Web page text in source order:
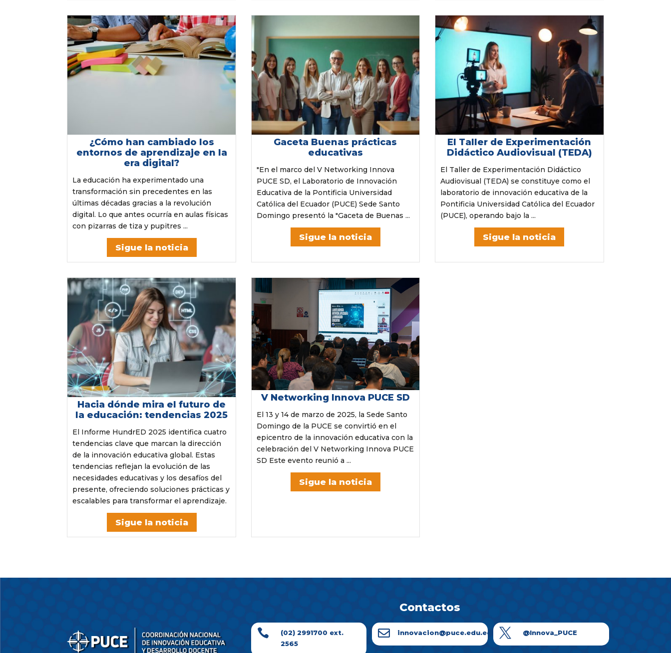
¿Cómo han cambiado los
entornos de aprendizaje en la
era digital?
La educación ha experimentado una
transformación sin precedentes en las
últimas décadas gracias a la revolución
digital. Lo que antes ocurría en aulas físicas
con pizarras de tiza y pupitres ...
Sigue la noticia
Gaceta Buenas prácticas
educativas
"En el marco del V Networking Innova
PUCE SD, el Laboratorio de Innovación
Educativa de la Pontificia Universidad
Católica del Ecuador (PUCE) Sede Santo
Domingo presentó la "Gaceta de Buenas ...
Sigue la noticia
El Taller de Experimentación
Didáctico Audiovisual (TEDA)
El Taller de Experimentación Didáctico
Audiovisual (TEDA) se constituye como el
laboratorio de innovación educativa de la
Pontificia Universidad Católica del Ecuador
(PUCE), operando bajo la ...
Sigue la noticia
Hacia dónde mira el futuro de
la educación: tendencias 2025
El Informe HundrED 2025 identifica cuatro
tendencias clave que marcan la dirección
de la innovación educativa global. Estas
tendencias reflejan la evolución de las
necesidades educativas y los desafíos del
presente, ofreciendo soluciones prácticas y
escalables para transformar el aprendizaje.
Sigue la noticia
V Networking Innova PUCE SD
El 13 y 14 de marzo de 2025, la Sede Santo
Domingo de la PUCE se convirtió en el
epicentro de la innovación educativa con la
celebración del V Networking Innova PUCE
SD Este evento reunió a ...
Sigue la noticia
Contactos

(02) 2991700 ext.
2565
 innovacion@puce.edu.ec  @Innova_PUCE